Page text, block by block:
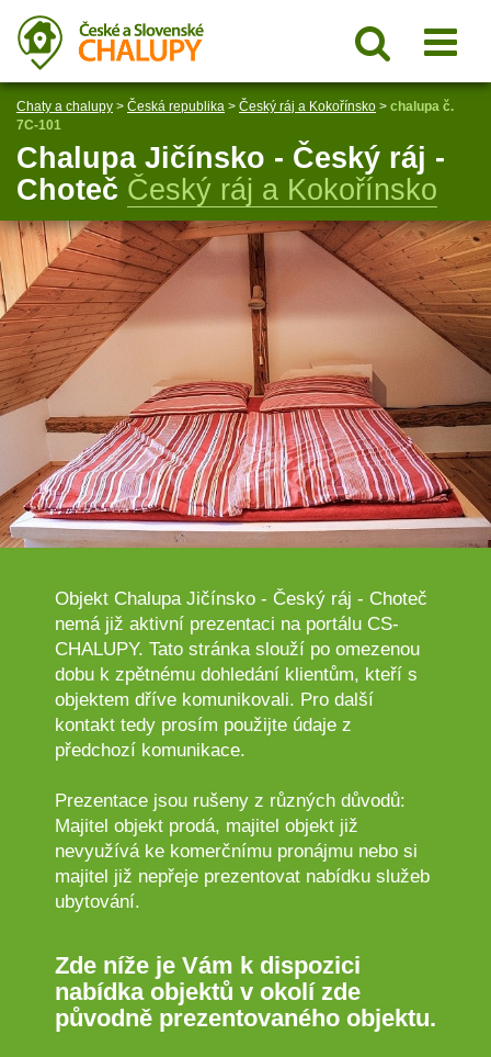
Chaty a chalupy > Česká republika > Český ráj a Kokořínsko > chalupa č.
7C-101
Chalupa Jičínsko - Český ráj -
Choteč Český ráj a Kokořínsko
Objekt Chalupa Jičínsko - Český ráj - Choteč
nemá již aktivní prezentaci na portálu CS-
CHALUPY. Tato stránka slouží po omezenou
dobu k zpětnému dohledání klientům, kteří s
objektem dříve komunikovali. Pro další
kontakt tedy prosím použijte údaje z
předchozí komunikace.
Prezentace jsou rušeny z různých důvodů:
Majitel objekt prodá, majitel objekt již
nevyužívá ke komerčnímu pronájmu nebo si
majitel již nepřeje prezentovat nabídku služeb
ubytování.
Zde níže je Vám k dispozici
nabídka objektů v okolí zde
původně prezentovaného objektu.